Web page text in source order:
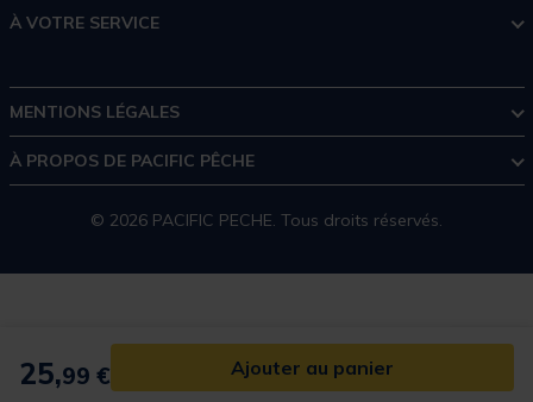
25,99 € Ajouter au panier
À VOTRE SERVICE
MENTIONS LÉGALES
À PROPOS DE PACIFIC PÊCHE
© 2026 PACIFIC PECHE. Tous droits réservés.